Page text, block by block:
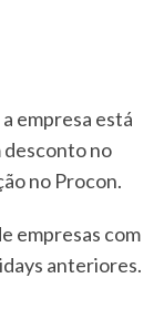
empresa está
desconto no
no Procon.
empresas com
anteriores.